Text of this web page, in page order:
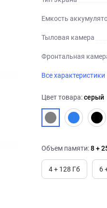
Емкость
Тыловая камера
Фронтальная
Все характеристики
Цвет товара:серый
Объем памяти:8 +
4 + 128 Гб 6